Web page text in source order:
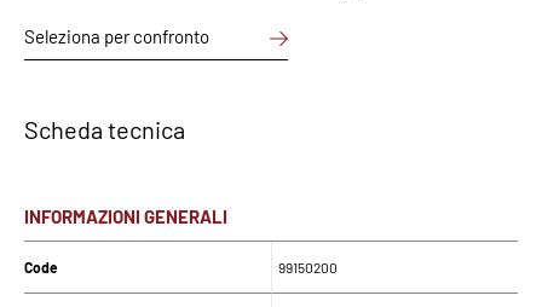
Seleziona per confronto
Scheda tecnica
INFORMAZIONI GENERALI
Code 99150200